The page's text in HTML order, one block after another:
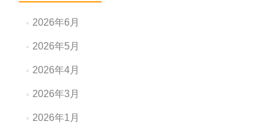
2026年6月
2026年5月
2026年4月
2026年3月
2026年1月